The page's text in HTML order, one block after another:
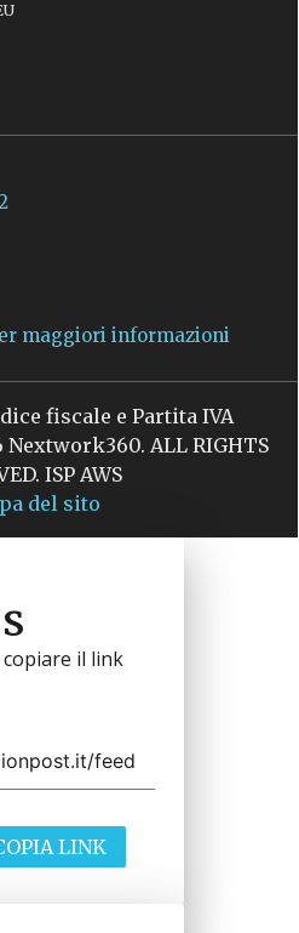
maggiori informazioni
fiscale e Partita IVA
ALL RIGHTS
ISP AWS
del sito
il link
LINK